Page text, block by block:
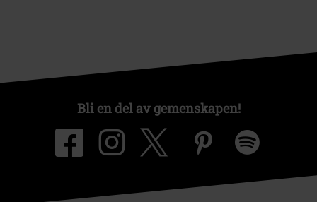
Bli en del av gemenskapen!